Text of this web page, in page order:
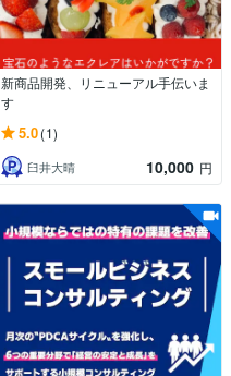
新商品開発、リニューアル手伝いま
す
5.0(1)
臼井大晴 10,000 円